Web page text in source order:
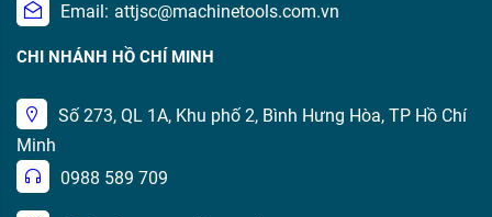
Email: attjsc@machinetools.com.vn
CHI NHÁNH HỒ CHÍ MINH
Số 273, QL 1A, Khu phố 2, Bình Hưng Hòa, TP Hồ Chí
Minh
0988 589 709